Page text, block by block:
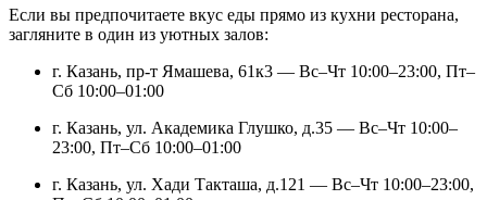
Если вы предпочитаете вкус еды прямо из кухни ресторана,
загляните в один из уютных залов:
г. Казань, пр-т Ямашева, 61к3 — Вс–Чт 10:00–23:00, Пт–
Сб 10:00–01:00
г. Казань, ул. Академика Глушко, д.35 — Вс–Чт 10:00–
23:00, Пт–Сб 10:00–01:00
г. Казань, ул. Хади Такташа, д.121 — Вс–Чт 10:00–23:00,